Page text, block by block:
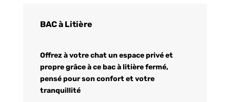
BAC à Litière
Offrez à votre chat un espace privé et
propre grâce à ce bac à litière fermé,
pensé pour son confort et votre
tranquillité